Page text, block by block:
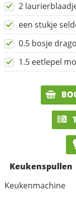
2
een stukje
0.5 bosje
1.5 eetlepel
Keukenspullen
Keukenmachine